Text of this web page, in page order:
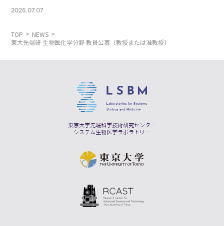
2025.07.07
TOP
NEWS
東大先端研 生物医化学分野 教員公募（教授または准教授）
東京大学先端科学技術研究センター
システム生物医学ラボラトリー